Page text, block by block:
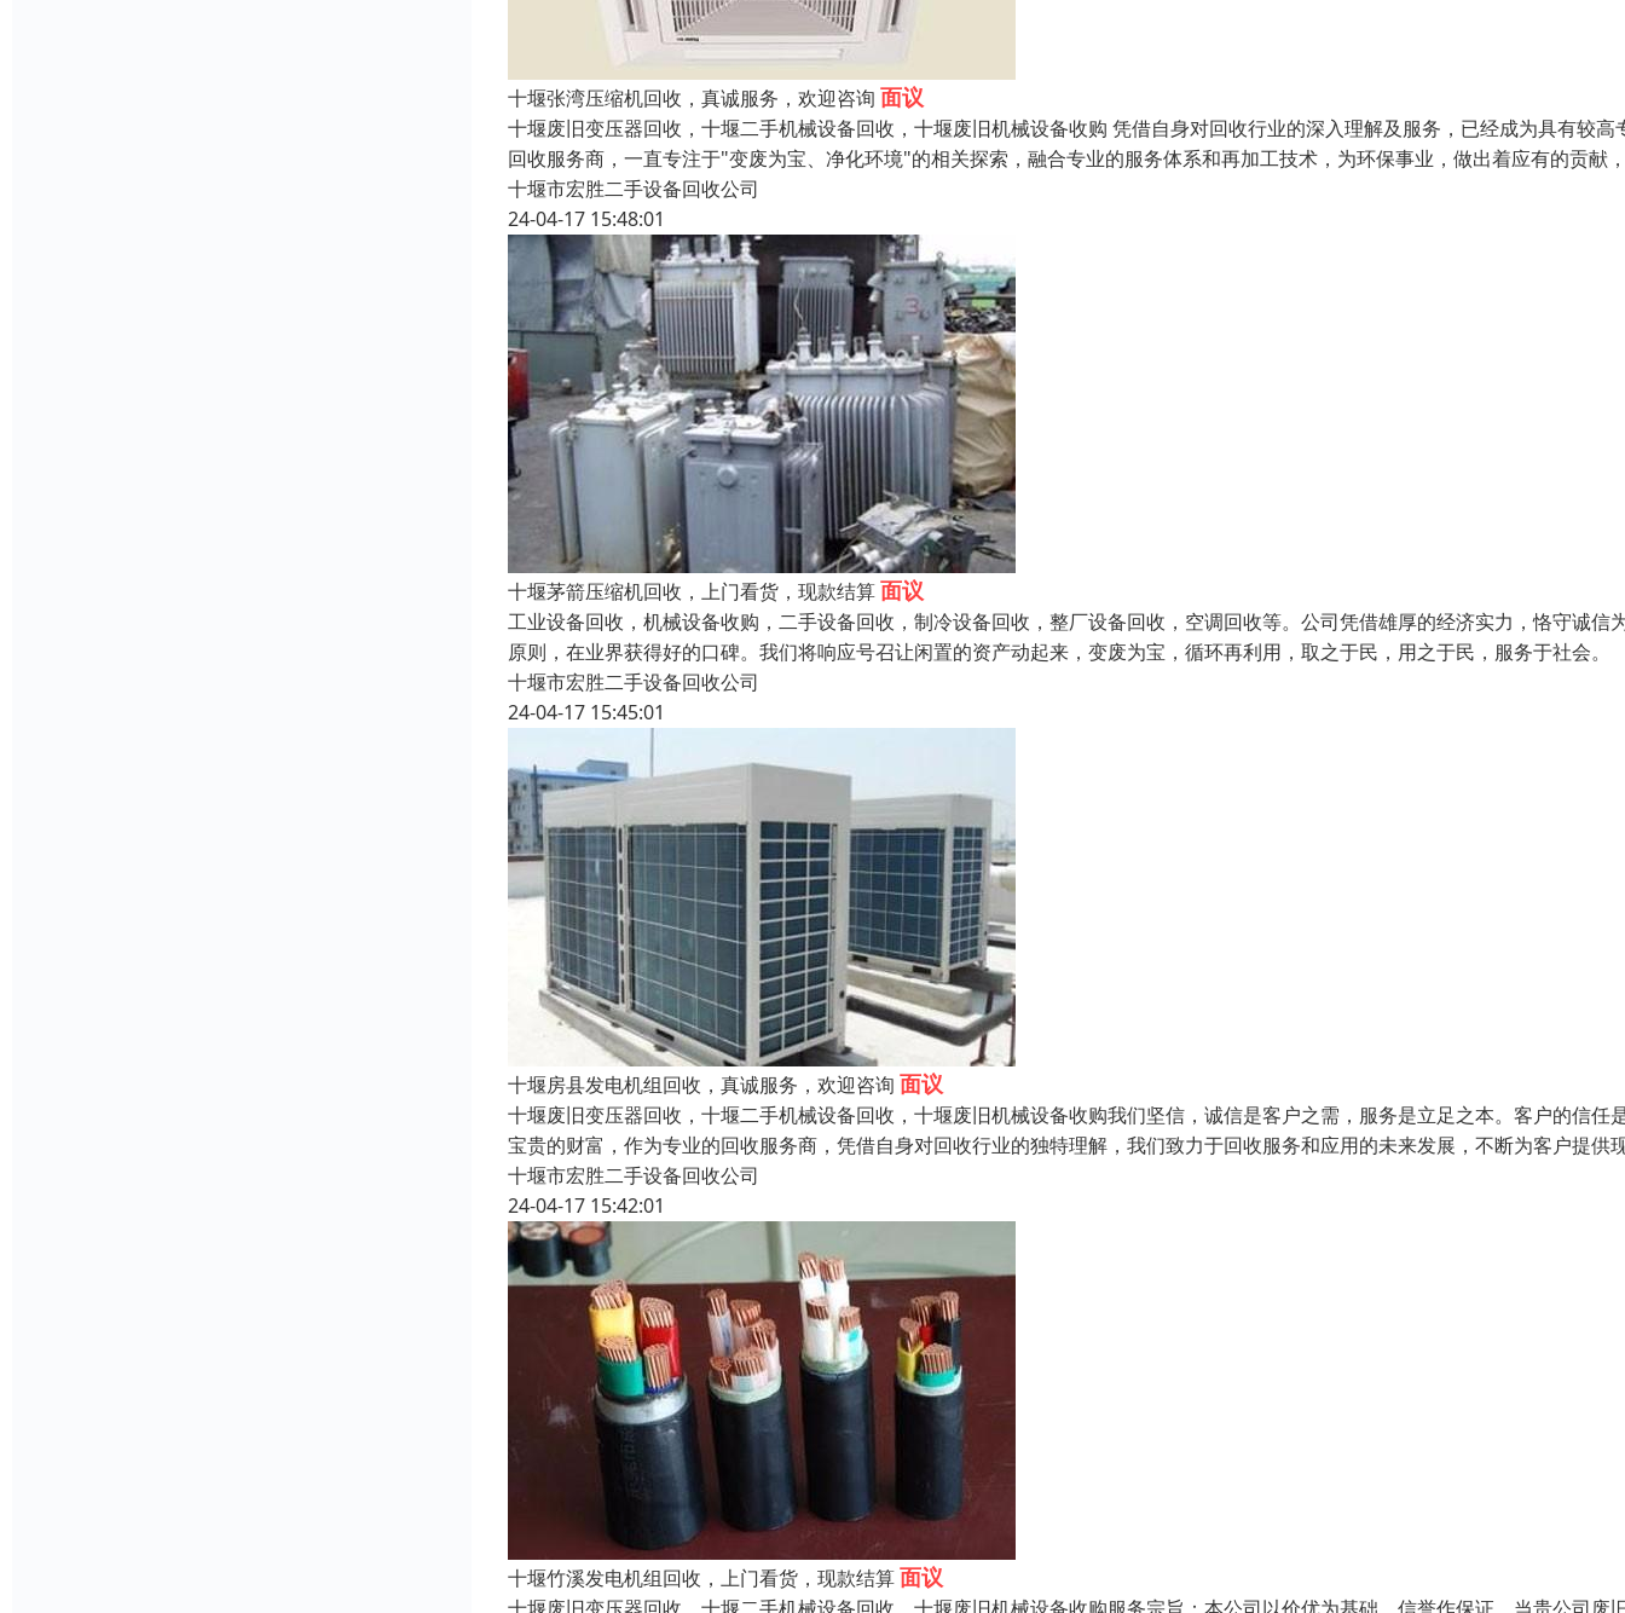
十堰张湾压缩机回收，真诚服务，欢迎咨询 面议
十堰废旧变压器回收，十堰二手机械设备回收，十堰废旧机械设备收购 凭借自身对回收行业的深入理解及服务，已经成为具有较高
回收服务商，一直专注于"变废为宝、净化环境"的相关探索，融合专业的服务体系和再加工技术，为环保事业，做出着应有的贡献
十堰市宏胜二手设备回收公司
24-04-17 15:48:01
十堰茅箭压缩机回收，上门看货，现款结算面议
工业设备回收，机械设备收购，二手设备回收，制冷设备回收，整厂设备回收，空调回收等。公司凭借雄厚的经济实力，恪守诚信
原则，在业界获得好的口碑。我们将响应号召让闲置的资产动起来，变废为宝，循环再利用，取之于民，用之于民，服务于社
十堰市宏胜二手设备回收公司
24-04-17 15:45:01
十堰房县发电机组回收，真诚服务，欢迎咨询 面议
十堰废旧变压器回收，十堰二手机械设备回收，十堰废旧机械设备收购我们坚信，诚信是客户之需，服务是立足之本。客户的信任
宝贵的财富，作为专业的回收服务商，凭借自身对回收行业的独特理解，我们致力于回收服务和应用的未来发展，不断为客户提供
十堰市宏胜二手设备回收公司
24-04-17 15:42:01
十堰竹溪发电机组回收，上门看货，现款结算面议